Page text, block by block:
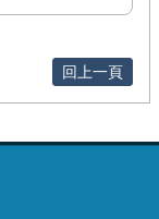
回上一頁